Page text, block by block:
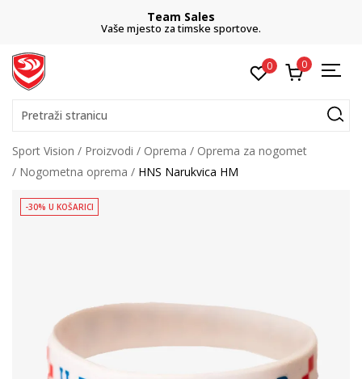
Team Sales
Vaše mjesto za timske sportove.
0 0
Pretraži stranicu
Sport Vision Proizvodi Oprema
Oprema za nogomet
Nogometna oprema
HNS Narukvica HM
-30% U KOŠARICI